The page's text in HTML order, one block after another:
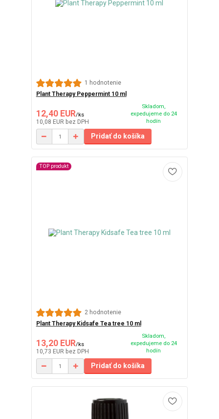
1 hodnotenie
Plant Therapy Peppermint 10 ml
12,40 EUR/ks
10,08 EUR bez DPH
Skladom,
expedujeme do 24
hodín
Pridať do košíka
TOP produkt
2 hodnotenie
Plant Therapy Kidsafe Tea tree 10 ml
13,20 EUR/ks
10,73 EUR bez DPH
Skladom,
expedujeme do 24
hodín
Pridať do košíka